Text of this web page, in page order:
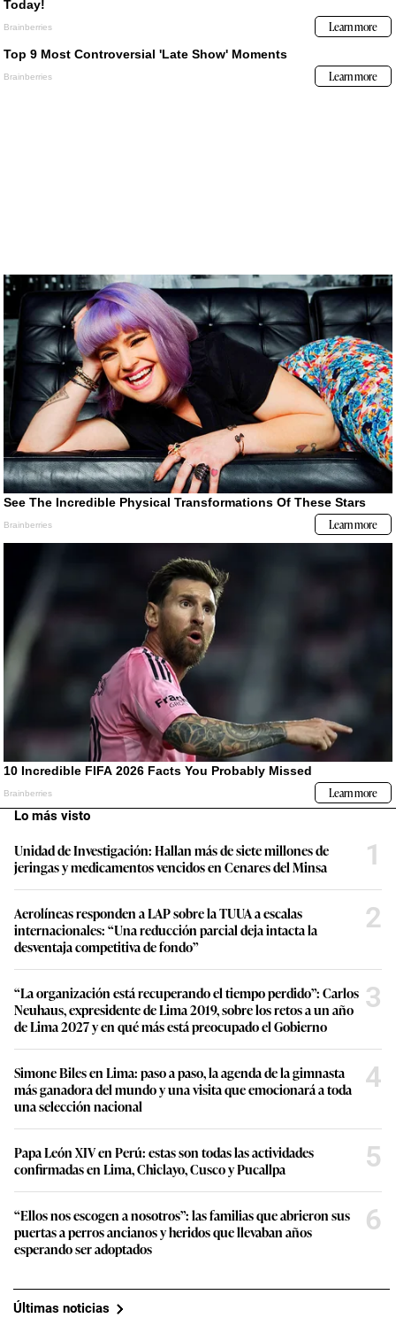
Lo más visto
Unidad de Investigación: Hallan más de siete millones de
jeringas y medicamentos vencidos en Cenares del Minsa
1
Aerolíneas responden a LAP sobre la TUUA a escalas
internacionales: “Una reducción parcial deja intacta la
desventaja competitiva de fondo”
2
“La organización está recuperando el tiempo perdido”: Carlos
Neuhaus, expresidente de Lima 2019, sobre los retos a un año
de Lima 2027 y en qué más está preocupado el Gobierno
3
Simone Biles en Lima: paso a paso, la agenda de la gimnasta
más ganadora del mundo y una visita que emocionará a toda
una selección nacional
4
Papa León XIV en Perú: estas son todas las actividades
confirmadas en Lima, Chiclayo, Cusco y Pucallpa
5
“Ellos nos escogen a nosotros”: las familias que abrieron sus
puertas a perros ancianos y heridos que llevaban años
esperando ser adoptados
6
Últimas noticias